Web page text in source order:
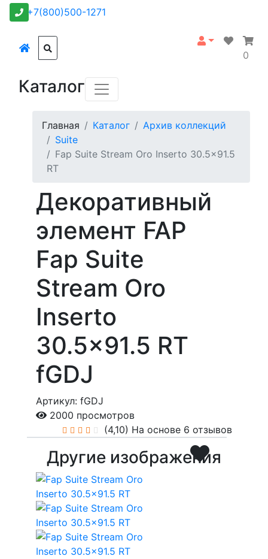
+7(800)500-1271
0
Каталог
Главная Каталог
Архив коллекций
Suite
Fap Suite Stream Oro Inserto 30.5x91.5
RT
Декоративный
элемент FAP
Fap Suite
Stream Oro
Inserto
30.5x91.5 RT
fGDJ
Артикул: fGDJ
2000 просмотров
(4,10) На основе 6 отзывов
Другие изображения